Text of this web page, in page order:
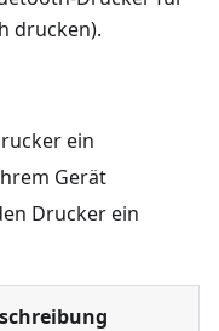
drucken).
ein
Gerät
Drucker ein